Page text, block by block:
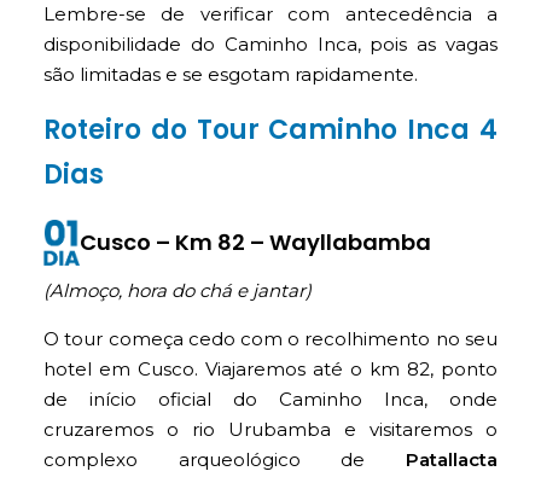
Lembre-se de verificar com antecedência a
disponibilidade do Caminho Inca, pois as vagas
são limitadas e se esgotam rapidamente.
Roteiro do Tour Caminho Inca 4
Dias
Cusco – Km 82 – Wayllabamba
(Almoço, hora do chá e jantar)
O tour começa cedo com o recolhimento no seu
hotel em Cusco. Viajaremos até o km 82, ponto
de início oficial do Caminho Inca, onde
cruzaremos o rio Urubamba e visitaremos o
complexo arqueológico de Patallacta